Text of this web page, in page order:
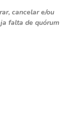
cancelar e/ou
falta de quórum